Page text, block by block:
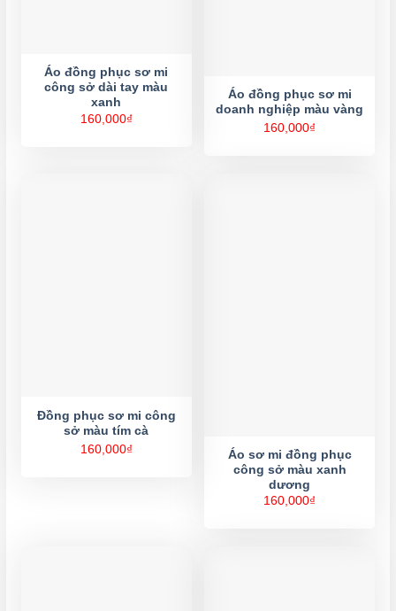
Áo đồng phục sơ mi
công sở dài tay màu
xanh
160,000₫
Áo đồng phục sơ mi
doanh nghiệp màu vàng
160,000₫
Đồng phục sơ mi công
sở màu tím cà
160,000₫
Áo sơ mi đồng phục
công sở màu xanh
dương
160,000₫